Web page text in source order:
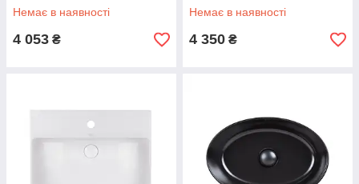
Немає в наявності
4 053 ₴
Немає в наявності
4 350 ₴